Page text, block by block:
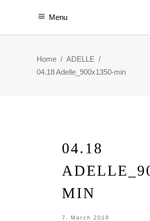
Menu
Home / ADELLE /
04.18 Adelle_900x1350-min
04.18
MIN
7. March 2018